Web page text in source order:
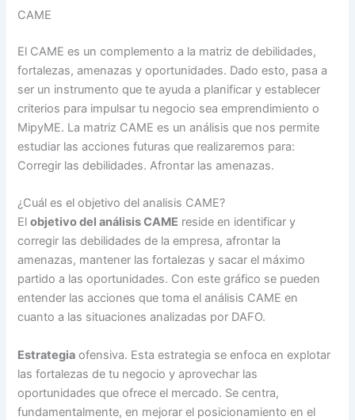
CAME
El CAME es un complemento a la matriz de debilidades,
fortalezas, amenazas y oportunidades. Dado esto, pasa a
ser un instrumento que te ayuda a planificar y establecer
criterios para impulsar tu negocio sea emprendimiento o
MipyME. La matriz CAME es un análisis que nos permite
estudiar las acciones futuras que realizaremos para:
Corregir las debilidades. Afrontar las amenazas.
¿Cuál es el objetivo del analisis CAME?
Elobjetivo del análisis CAME reside en identificar y
corregir las debilidades de la empresa, afrontar la
amenazas, mantener las fortalezas y sacar el máximo
partido a las oportunidades. Con este gráfico se pueden
entender las acciones que toma el análisis CAME en
cuanto a las situaciones analizadas por DAFO.
Estrategia ofensiva. Esta estrategia se enfoca en explotar
las fortalezas de tu negocio y aprovechar las
oportunidades que ofrece el mercado. Se centra,
fundamentalmente, en mejorar el posicionamiento en el